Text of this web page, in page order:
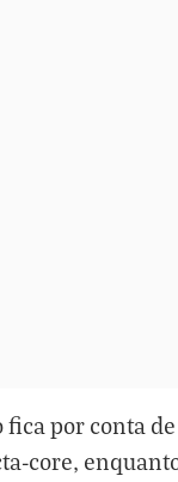
fica por conta
core,